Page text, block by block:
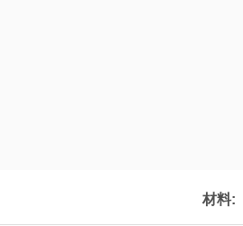
材料: